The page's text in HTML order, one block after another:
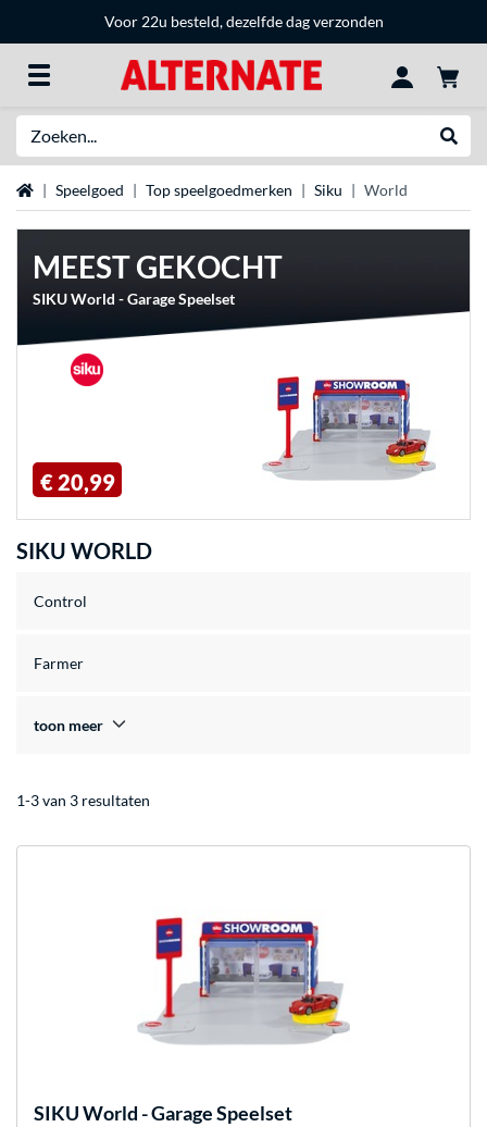
Voor 22u besteld, dezelfde dag verzonden
HomeSpeelgoed Top speelgoedmerken Siku World
MEEST GEKOCHT
SIKU World - Garage Speelset
€ 20,99
SIKU WORLD
Control
Farmer
toon meer
1-3 van 3 resultaten
SIKUWorld - Garage Speelset